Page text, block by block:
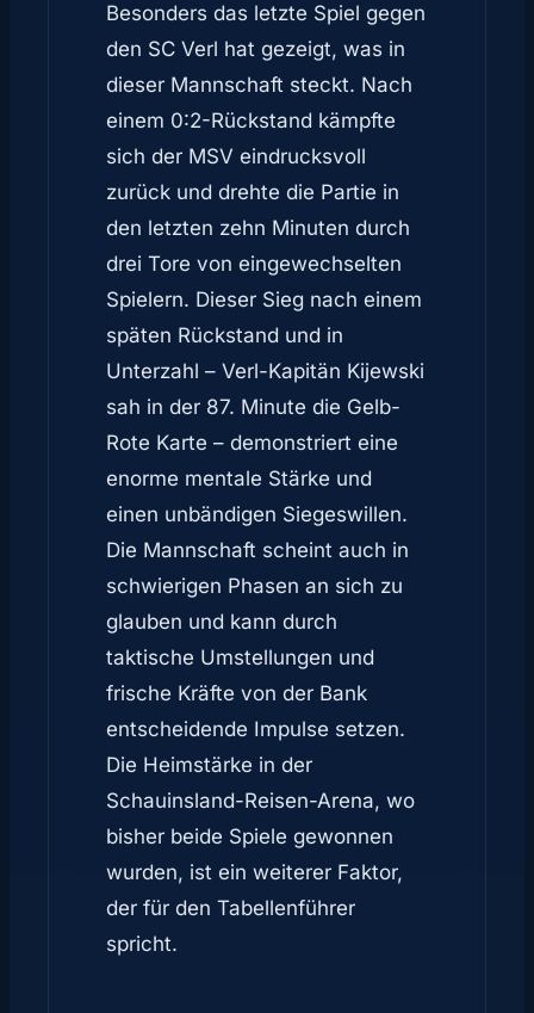
Besonders das letzte Spiel gegen
den SC Verl hat gezeigt, was in
dieser Mannschaft steckt. Nach
einem 0:2-Rückstand kämpfte
sich der MSV eindrucksvoll
zurück und drehte die Partie in
den letzten zehn Minuten durch
drei Tore von eingewechselten
Spielern. Dieser Sieg nach einem
späten Rückstand und in
Unterzahl – Verl-Kapitän Kijewski
sah in der 87. Minute die Gelb-
Rote Karte – demonstriert eine
enorme mentale Stärke und
einen unbändigen Siegeswillen.
Die Mannschaft scheint auch in
schwierigen Phasen an sich zu
glauben und kann durch
taktische Umstellungen und
frische Kräfte von der Bank
entscheidende Impulse setzen.
Die Heimstärke in der
Schauinsland-Reisen-Arena, wo
bisher beide Spiele gewonnen
wurden, ist ein weiterer Faktor,
der für den Tabellenführer
spricht.